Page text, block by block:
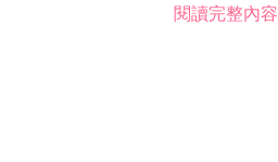
閱讀完整內容